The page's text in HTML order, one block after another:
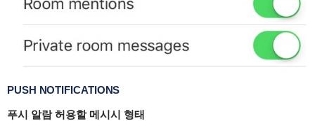
PUSH NOTIFICATIONS
푸시 알람 허용할 메시시 형태